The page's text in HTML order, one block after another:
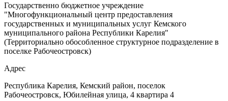
Государственно бюджетное учреждение
"Многофункциональный центр предоставления
государственных и муниципальных услуг Кемского
муниципального района Республики Карелия"
(Территориально обособленное структурное подразделение в
поселке Рабочеостровск)
Адрес
Республика Карелия, Кемский район, поселок
Рабочеостровск, Юбилейная улица, 4 квартира 4